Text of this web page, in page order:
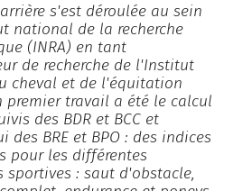
s'est déroulée au sein
national de la recherche
(INRA) en tant
de recherche de l'Institut
cheval et de l'équitation
premier travail a été le calcul
des BDR et BCC et
des BRE et BPO : des indices
pour les différentes
sportives : saut d'obstacle,